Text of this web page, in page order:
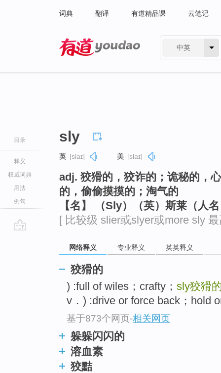
词典 翻译 有道精品课 云笔记
中英
目录
释义
权威词典
用法
例句
sly
英 [slaɪ] 美 [slaɪ]
adj. 狡猾的，狡诈的；诡秘的，
的，偷偷摸摸的；淘气的
【名】 （Sly）（英）斯莱（人
[ 比较级 slier或slyer或more sly
网络释义 专业释义 英英释义
狡猾的
) :full of wiles；crafty； sly狡猾
v．) :drive or force back；hold
基于873个网页-相关网页
躲躲闪闪的
溶血素
狡黠